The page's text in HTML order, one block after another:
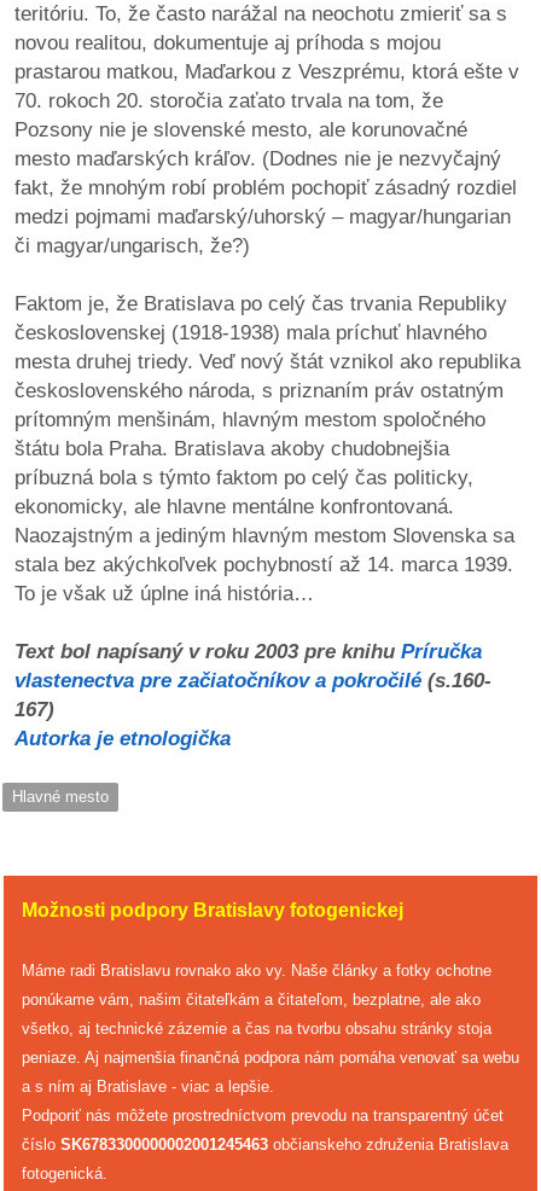
teritóriu. To, že často narážal na neochotu zmieriť sa s
novou realitou, dokumentuje aj príhoda s mojou
prastarou matkou, Maďarkou z Veszprému, ktorá ešte v
70. rokoch 20. storočia zaťato trvala na tom, že
Pozsony nie je slovenské mesto, ale korunovačné
mesto maďarských kráľov. (Dodnes nie je nezvyčajný
fakt, že mnohým robí problém pochopiť zásadný rozdiel
medzi pojmami maďarský/uhorský – magyar/hungarian
či magyar/ungarisch, že?)
Faktom je, že Bratislava po celý čas trvania Republiky
československej (1918-1938) mala príchuť hlavného
mesta druhej triedy. Veď nový štát vznikol ako republika
československého národa, s priznaním práv ostatným
prítomným menšinám, hlavným mestom spoločného
štátu bola Praha. Bratislava akoby chudobnejšia
príbuzná bola s týmto faktom po celý čas politicky,
ekonomicky, ale hlavne mentálne konfrontovaná.
Naozajstným a jediným hlavným mestom Slovenska sa
stala bez akýchkoľvek pochybností až 14. marca 1939.
To je však už úplne iná história…
Text bol napísaný v roku 2003 pre knihu Príručka
vlastenectva pre začiatočníkov a pokročilé (s.160-
167)
Autorka je etnologička
Hlavné mesto
Možnosti podpory Bratislavy fotogenickej
Máme radi Bratislavu rovnako ako vy. Naše články a fotky ochotne
ponúkame vám, našim čitateľkám a čitateľom, bezplatne, ale ako
všetko, aj technické zázemie a čas na tvorbu obsahu stránky stoja
peniaze. Aj najmenšia finančná podpora nám pomáha venovať sa webu
a s ním aj Bratislave - viac a lepšie.
Podporiť nás môžete prostredníctvom prevodu na transparentný účet
číslo SK6783300000002001245463 občianskeho združenia Bratislava
fotogenická.